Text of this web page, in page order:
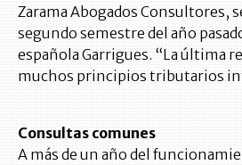
Zarama Abogados Consultores,
segundo semestre del año
española Garrigues. “La última
muchos principios tributarios
Consultas comunes
A más de un año del